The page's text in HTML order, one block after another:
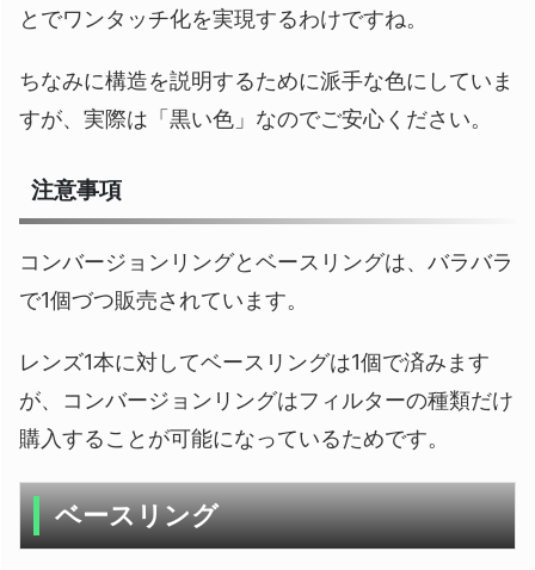
とでワンタッチ化を実現するわけですね。
ちなみに構造を説明するために派手な色にしていま
すが、実際は「黒い色」なのでご安心ください。
注意事項
コンバージョンリングとベースリングは、バラバラ
で1個づつ販売されています。
レンズ1本に対してベースリングは1個で済みます
が、コンバージョンリングはフィルターの種類だけ
購入することが可能になっているためです。
ベースリング